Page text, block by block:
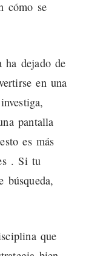
cómo se
ha dejado de
en una
pantalla
es más
. Si tu
búsqueda,
que